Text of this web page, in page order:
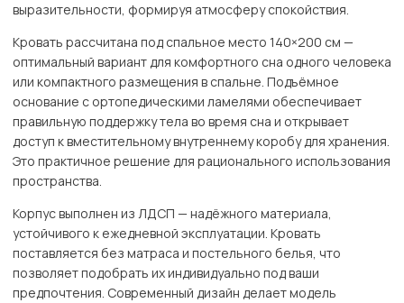
выразительности, формируя атмосферу спокойствия.
Кровать рассчитана под спальное место 140×200 см —
оптимальный вариант для комфортного сна одного человека
или компактного размещения в спальне. Подъёмное
основание с ортопедическими ламелями обеспечивает
правильную поддержку тела во время сна и открывает
доступ к вместительному внутреннему коробу для хранения.
Это практичное решение для рационального использования
пространства.
Корпус выполнен из ЛДСП — надёжного материала,
устойчивого к ежедневной эксплуатации. Кровать
поставляется без матраса и постельного белья, что
позволяет подобрать их индивидуально под ваши
предпочтения. Современный дизайн делает модель